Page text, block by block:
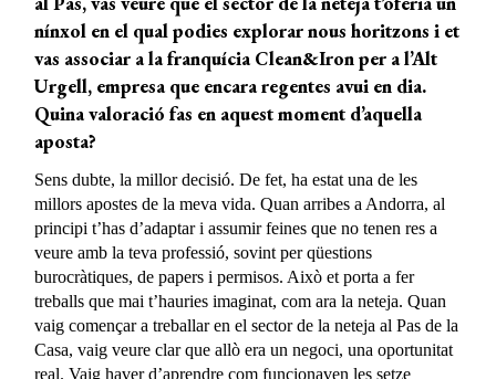
nínxol en el qual podies explorar nous horitzons i et
vas associar a la franquícia Clean&Iron per a l’Alt
Urgell, empresa que encara regentes avui en dia.
Quina valoraciófas en aquest moment d’aquella
aposta?
Sens dubte, la millor decisió. De fet, ha estat una de les
millors apostes de la meva vida. Quan arribes a Andorra, al
principi t’has d’adaptar i assumir feines que no tenen res a
veure amb la teva professió, sovint per qüestions
burocràtiques, de papers i permisos. Això et porta a fer
treballs que mai t’hauries imaginat, com ara la neteja. Quan
vaig començar a treballar en el sector de la neteja al Pas de la
Casa, vaig veure clar que allò era un negoci, una oportunitat
real. Vaig haver d’aprendre com funcionaven les setze